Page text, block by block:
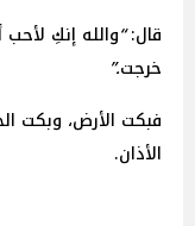
قال:“والله إنكِ لأحب
خرجت.”
فبكت الأرض، وبكت
الأذان.